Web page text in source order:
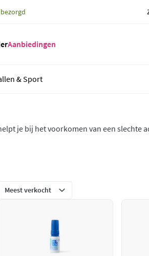
bezorgd
Aanbiedingen
& Sport
je bij het voorkomen van een slechte